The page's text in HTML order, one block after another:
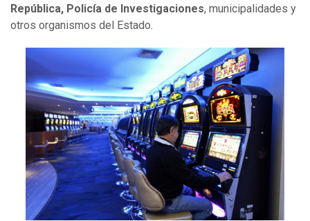
República, Policía de Investigaciones, municipalidades y
otros organismos del Estado.